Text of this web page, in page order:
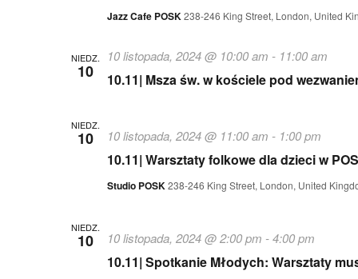
Jazz Cafe POSK238-246 King Street, London, United
NIEDZ.
10 10.11| Msza św. w kościele pod
10 listopada, 2024 @ 10:00 am - 11:00 am
NIEDZ.
10
10.11| Warsztaty folkowe dla dzieci w
10 listopada, 2024 @ 11:00 am - 1:00 pm
Studio POSK238-246 King Street, London, United
NIEDZ.
10
10.11| Spotkanie Młodych: Warsztaty
10 listopada, 2024 @ 2:00 pm -4:00 pm